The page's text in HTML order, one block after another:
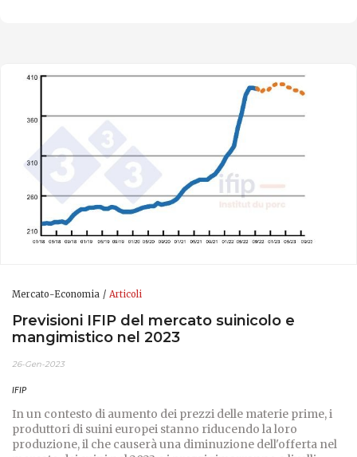
Mercato-Economia Articoli
Previsioni IFIP del mercato suinicolo e
mangimistico nel 2023
26-Gen-2023
IFIP
In un contesto di aumento dei prezzi delle materie prime, i
produttori di suini europei stanno riducendo la loro
produzione, il che causerà una diminuzione dell'offerta nel